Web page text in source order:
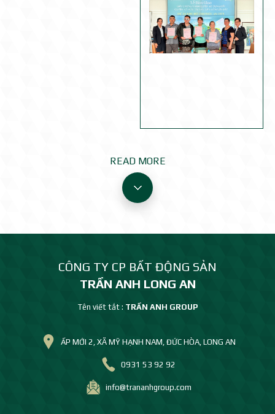
READ MORE
CÔNG TY CP BẤT ĐỘNG SẢN
TRẦN ANH LONG AN
Tên viết tắt : TRẦN ANH GROUP
ẤP MỚI 2, XÃ MỸ HẠNH NAM, ĐỨC HÒA, LONG AN
0931 53 92 92
info@trananhgroup.com